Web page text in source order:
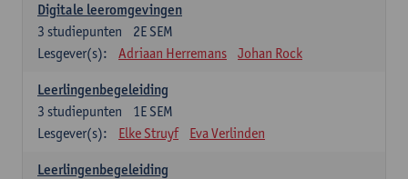
Digitale leeromgevingen
2E SEM
3 studiepunten
Lesgever(s):
Adriaan Herremans Johan Rock
Leerlingenbegeleiding
1E SEM
3 studiepunten
Lesgever(s):
Elke Struyf Eva Verlinden
Leerlingenbegeleiding